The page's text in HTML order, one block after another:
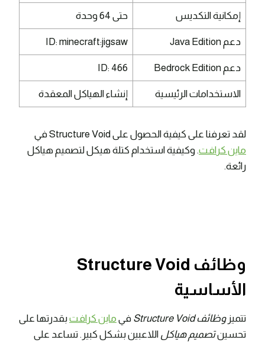
إمكانية التكديس حتى 64 وحدة
دعم Java Edition ID: minecraft:jigsaw
دعم Bedrock Edition ID: 466
الاستخدامات الرئيسية إنشاء الهياكل المعقدة
لقد تعرفنا على كيفية الحصول على Structure Void في
ماين كرافت. وكيفية استخدام كتلة هيكل لتصميم هياكل
رائعة.
وظائف Structure Void
الأساسية
تتميزوظائف Structure Void في ماين كرافتبقدرتها على
تحسينتصميم هياكل اللاعبين بشكل كبير. تساعد على